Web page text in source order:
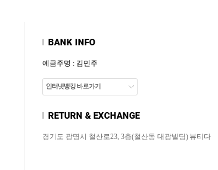
예금주명 : 김민주
인터넷뱅킹 바로가기
경기도 광명시 철산로23, 3층(철산동 대광빌딩) 뷰티다